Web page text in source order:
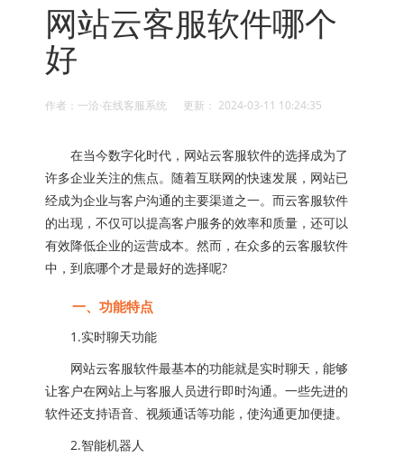
网站云客服软件哪个
好
作者：一洽·在线客服系统 更新： 2024-03-11 10:24:35
在当今数字化时代，网站云客服软件的选择成为了
许多企业关注的焦点。随着互联网的快速发展，网站已
经成为企业与客户沟通的主要渠道之一。而云客服软件
的出现，不仅可以提高客户服务的效率和质量，还可以
有效降低企业的运营成本。然而，在众多的云客服软件
中，到底哪个才是最好的选择呢?
一、功能特点
1.实时聊天功能
网站云客服软件最基本的功能就是实时聊天，能够
让客户在网站上与客服人员进行即时沟通。一些先进的
软件还支持语音、视频通话等功能，使沟通更加便捷。
2.智能机器人